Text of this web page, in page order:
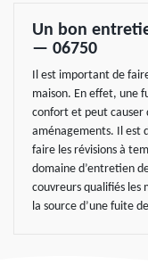
Un bon
— 06750
Il est important de
maison. En effet, une
confort et peut causer
aménagements. Il est
faire les révisions à
domaine d’entretien
couvreurs qualifiés
la source d’une fuite